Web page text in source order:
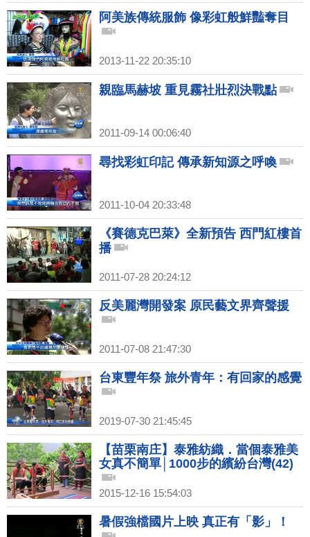
阿美族傳統服飾 像彩虹般鮮豔奪目
2013-11-22 20:35:10
親臨馬赫坡 重見霧社壯烈決戰點
2011-09-14 00:06:40
尋找彩虹印記 傳承新知源之呼喚
2011-10-04 20:33:48
《賽德克巴萊》全新預告 西門紅樓首
播
2011-07-28 20:24:12
反美麗灣開發案 原民藝文界齊聲援
2011-07-08 21:47:30
台東豐年祭 旅外青年：有回家的感覺
2019-07-30 21:45:45
【苗栗南庄】泰雅紡織．當個泰雅美
女真不簡單│1000步的繽紛台灣(42)
2015-12-16 15:54:03
暑假強檔國片上映 真正有「影」！